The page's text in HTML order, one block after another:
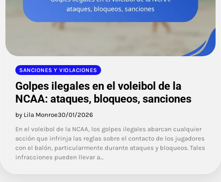
SANCIONES Y VIOLACIONES
Golpes ilegales en el voleibol de la
NCAA: ataques, bloqueos, sanciones
by Lila Monroe30/01/2026
En el voleibol de la NCAA, los golpes ilegales abarcan cualquier
acción que infrinja las reglas sobre el contacto de los jugadores
con el balón, particularmente durante ataques y bloqueos. Tales
infracciones pueden llevar a…